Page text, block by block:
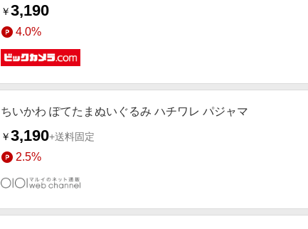
￥3,190
4.0%
ちいかわ ぽてたまぬいぐるみ ハチワレ パジャマ
￥3,190+送料固定
2.5%